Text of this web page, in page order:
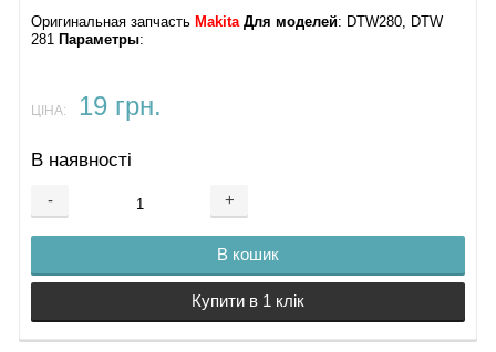
Оригинальная запчасть Makita Для моделей: DTW280, DTW
281 Параметры:
ЦІНА: 19 грн.
В наявності
- +
В кошик
Купити в 1 клік